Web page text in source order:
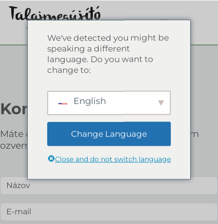
Kontakt
Máte otázku? Kontaktujte nás a my sa vám
ozveme!
We've detected you might be
speaking a different
language. Do you want to
change to:
English
Change Language
Close and do not switch language